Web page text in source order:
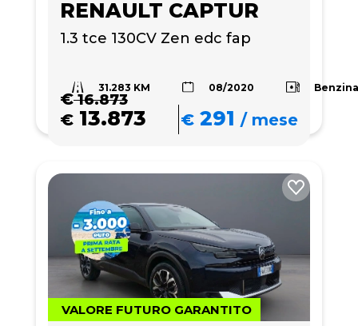
RENAULT CAPTUR
1.3 tce 130CV Zen edc fap
31.283 KM 08/2020
€16.873
€ 13.873 € 291 /mese
VALORE FUTURO GARANTITO